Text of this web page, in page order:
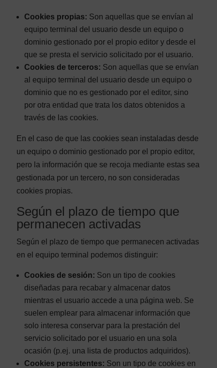
Cookies propias: Son aquellas que se envían al
equipo terminal del usuario desde un equipo o
dominio gestionado por el propio editor y desde el
que se presta el servicio solicitado por el usuario.
Cookies de terceros: Son aquellas que se envían
al equipo terminal del usuario desde un equipo o
dominio que no es gestionado por el editor, sino
por otra entidad que trata los datos obtenidos a
través de las cookies.
En el caso de que las cookies sean instaladas desde
un equipo o dominio gestionado por el propio editor,
pero la información que se recoja mediante estas sea
gestionada por un tercero, no son consideradas
cookies propias.
Según el plazo de tiempo que
permanecen activadas
Según el plazo de tiempo que permanecen activadas
en el equipo terminal podemos distinguir:
Cookies de sesión: Son un tipo de cookies
diseñadas para recabar y almacenar datos
mientras el usuario accede a una página web. Se
suelen emplear para almacenar información que
solo interesa conservar para la prestación del
servicio solicitado por el usuario en una sola
ocasión (p.ej. una lista de productos adquiridos).
Cookies persistentes: Son un tipo de cookies en